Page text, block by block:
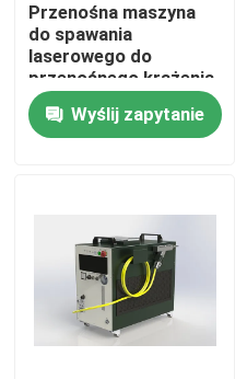
Dom
Produkty
Pokaz VR
O nas
Przenośna maszyna
do spawania
laserowego do
przenośnego krążenia
wewnętrznego 2000W
mocyWyślij zapytanie